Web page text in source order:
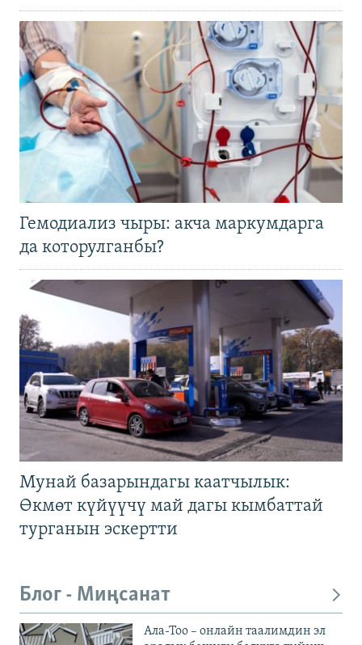
Гемодиализ чыры: акча маркумдарга
да которулганбы?
Мунай базарындагы каатчылык:
Өкмөт күйүүчү май дагы кымбаттай
турганын эскертти
Блог - Миңсанат
Ала-Тоо – онлайн таалимдин эл